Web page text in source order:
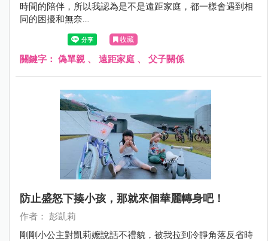
時間的陪伴，所以我認為是不是遠距家庭，都一樣會遇到相
同的困擾和無奈....
收藏
關鍵字： 偽單親 、 遠距家庭 、 父子關係
防止盛怒下揍小孩，那就來個華麗轉身吧！
作者： 彭凱莉
剛剛小公主對凱莉嬤說話不禮貌，被我拉到冷靜角落反省時